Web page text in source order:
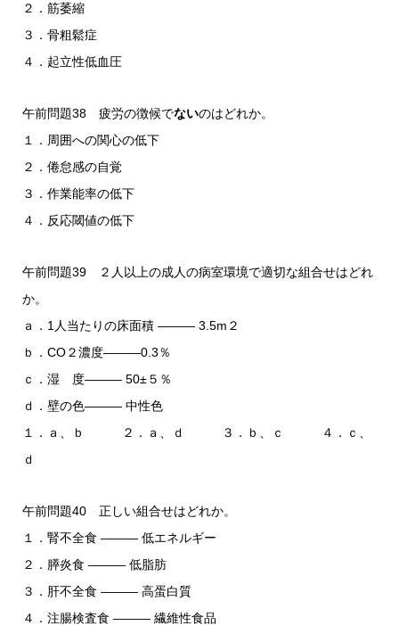
２．筋萎縮
３．骨粗鬆症
４．起立性低血圧
午前問題38 疲労の徴候でないのはどれか。
１．周囲への関心の低下
２．倦怠感の自覚
３．作業能率の低下
４．反応閾値の低下
午前問題39 ２人以上の成人の病室環境で適切な組合せはどれ
か。
ａ．1人当たりの床面積 ――― 3.5m２
ｂ．CO２濃度―――0.3％
ｃ．湿 度――― 50±５％
ｄ．壁の色――― 中性色
１．ａ、ｂ ２．ａ、ｄ ３．ｂ、ｃ ４．ｃ、
ｄ
午前問題40 正しい組合せはどれか。
１．腎不全食 ――― 低エネルギー
２．膵炎食 ――― 低脂肪
３．肝不全食 ――― 高蛋白質
４．注腸検査食 ――― 繊維性食品